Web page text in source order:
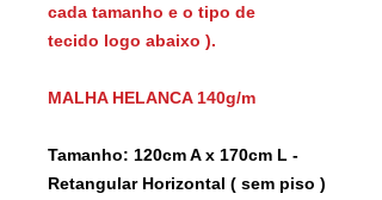
cada tamanho e o tipo de
tecido logo abaixo ).
MALHA HELANCA 140g/m
Tamanho: 120cm A x 170cm L -
Retangular Horizontal ( sem piso )